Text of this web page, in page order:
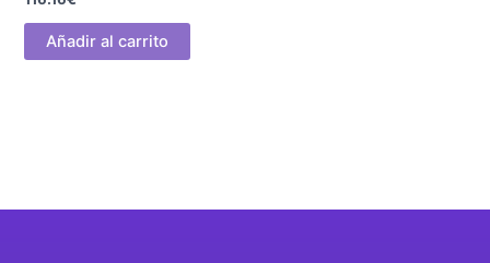
Añadir al carrito